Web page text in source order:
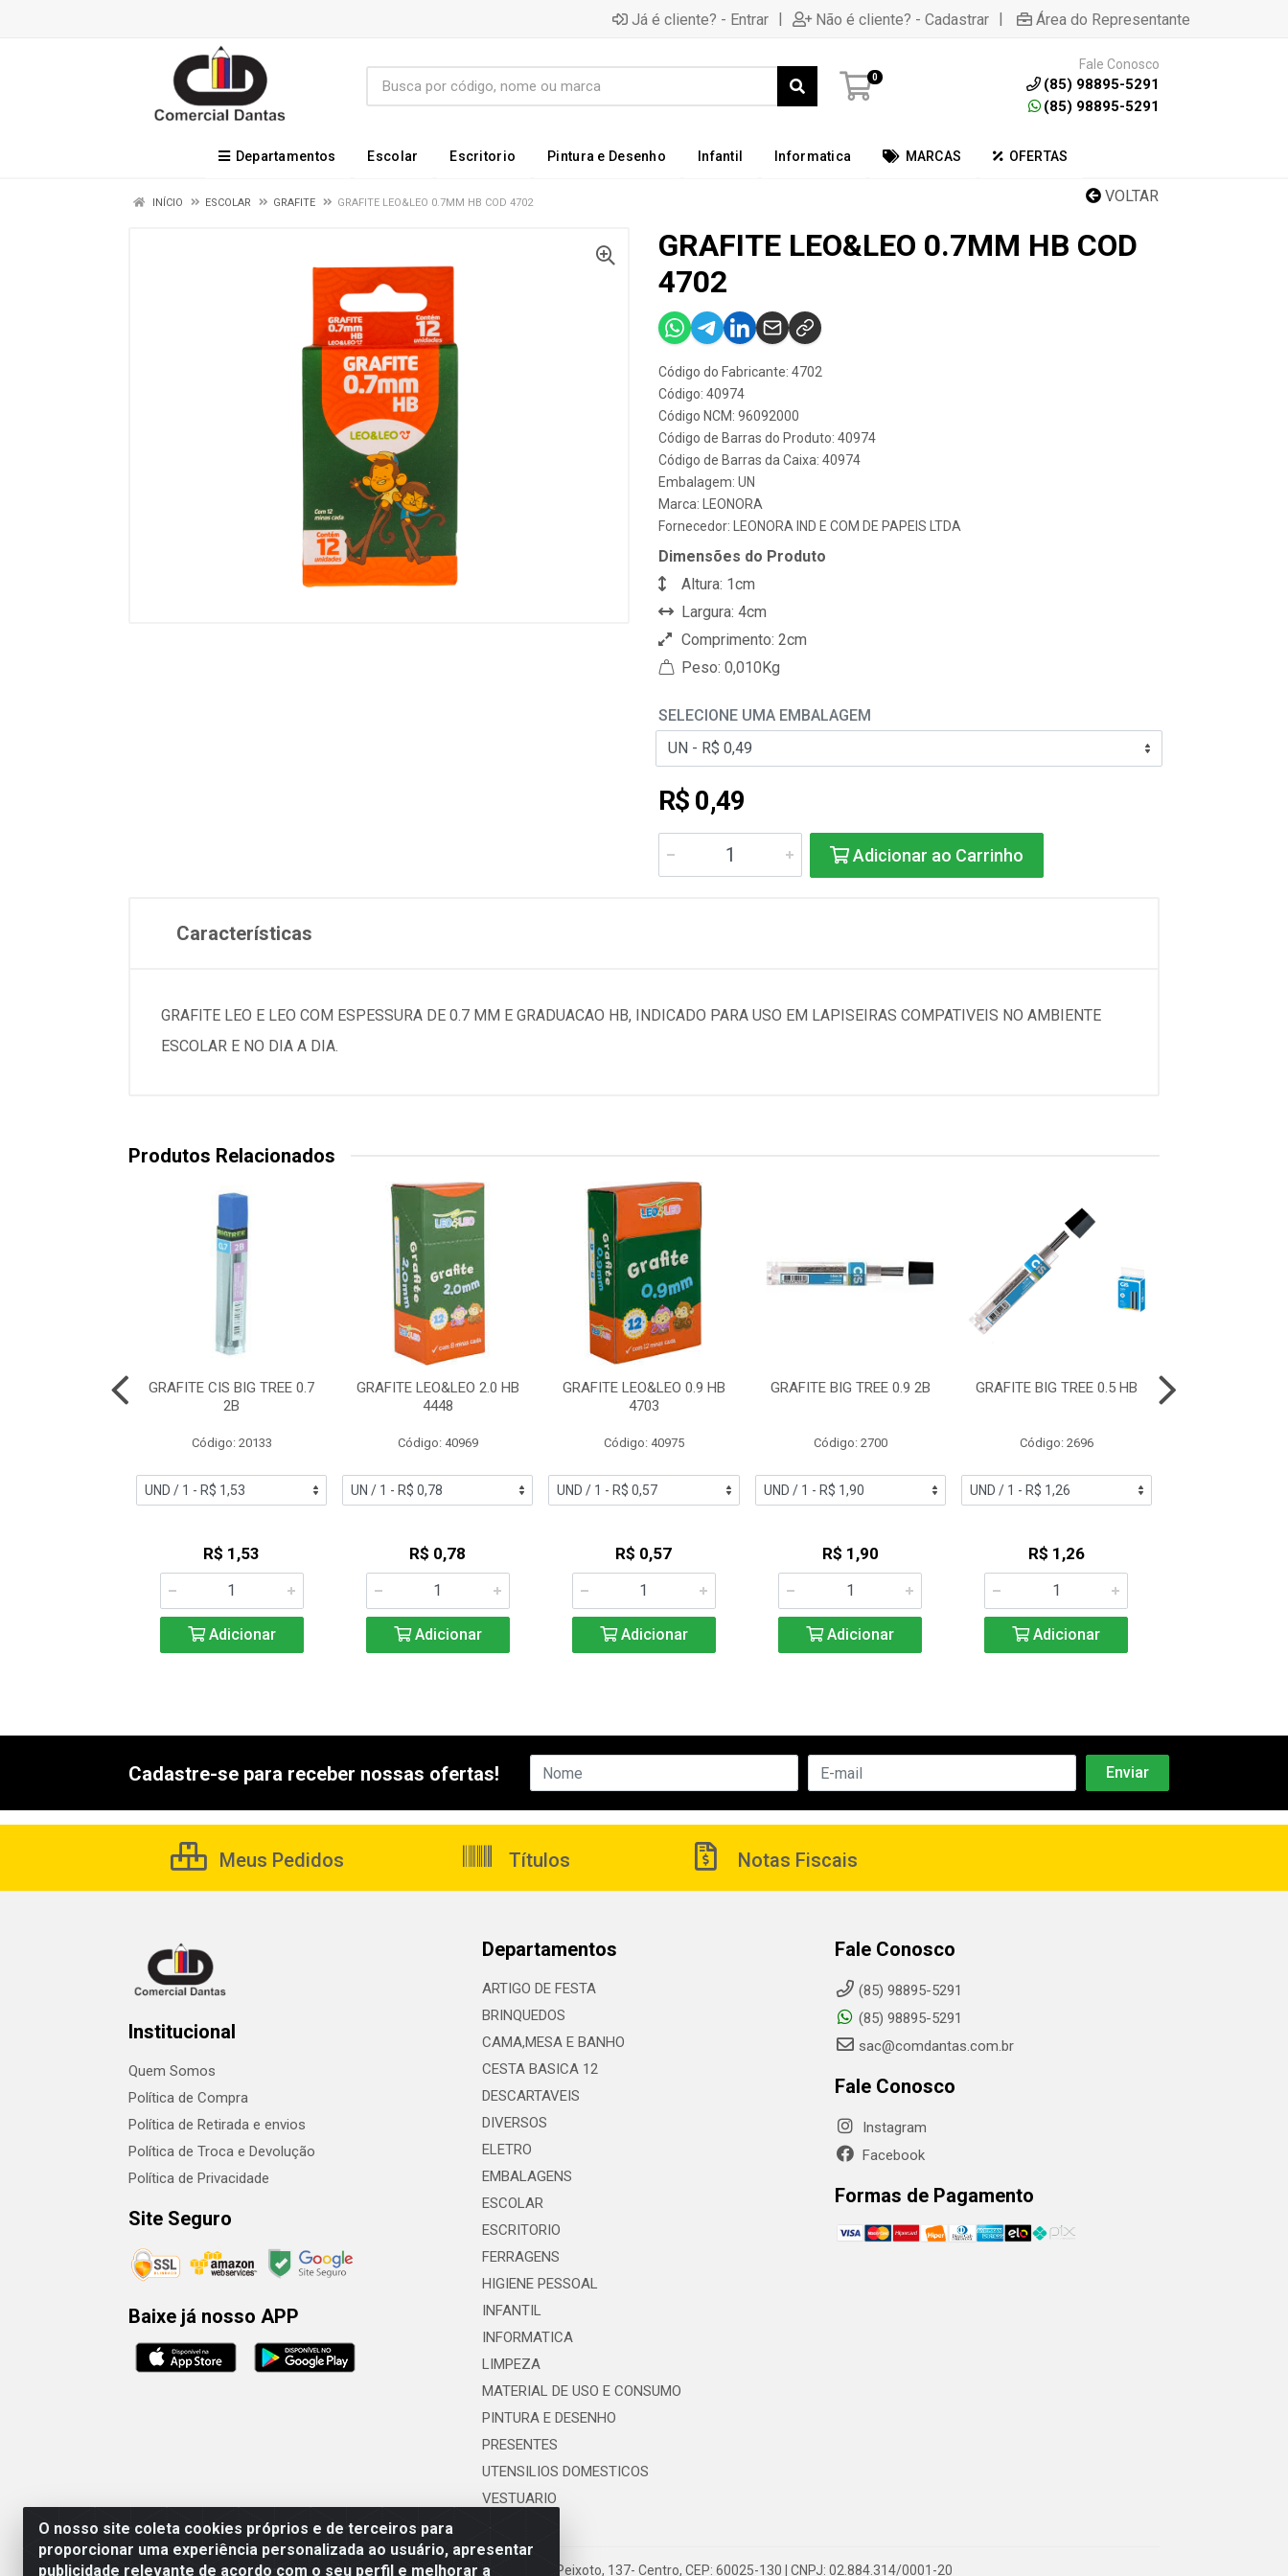
Já é cliente? - Entrar | Não é cliente? - Cadastrar | Área do Representante
0
Fale Conosco
(85) 98895-5291
(85) 98895-5291
Departamentos Escolar Escritorio Pintura e Desenho Infantil Informatica MARCAS OFERTAS
VOLTAR
INÍCIO ESCOLAR GRAFITE GRAFITE LEO&LEO 0.7MM HB COD 4702
GRAFITE LEO&LEO 0.7MM HB COD
4702
Código do Fabricante: 4702
Código: 40974
Código NCM: 96092000
Código de Barras do Produto: 40974
Código de Barras da Caixa: 40974
Embalagem: UN
Marca:
LEONORA
Fornecedor:
LEONORA IND E COM DE PAPEIS LTDA
Dimensões do Produto
Altura: 1cm
Largura: 4cm
Comprimento: 2cm
Peso: 0,010Kg
SELECIONE UMA EMBALAGEM
R$ 0,49
Adicionar ao Carrinho
Características
GRAFITE LEO E LEO COM ESPESSURA DE 0.7 MM E GRADUACAO HB, INDICADO PARA USO EM LAPISEIRAS COMPATIVEIS NO AMBIENTE
ESCOLAR E NO DIA A DIA.
Produtos Relacionados
GRAFITE CIS BIG TREE 0.7
2B
Código: 20133
R$ 1,53
Adicionar
GRAFITE LEO&LEO 2.0 HB
4448
Código: 40969
R$ 0,78
Adicionar
GRAFITE LEO&LEO 0.9 HB
4703
Código: 40975
R$ 0,57
Adicionar
GRAFITE BIG TREE 0.9 2B
Código: 2700
R$ 1,90
Adicionar
GRAFITE BIG TREE 0.5 HB
Código: 2696
R$ 1,26
Adicionar
O nosso site coleta cookies próprios e de terceiros para
proporcionar uma experiência personalizada ao usuário, apresentar
publicidade relevante de acordo com o seu perfil e melhorar a
Cadastre-se para receber nossas ofertas!
Meus Pedidos Títulos Notas Fiscais
Institucional
Quem Somos
Política de Compra
Política de Retirada e envios
Política de Troca e Devolução
Política de Privacidade
Site Seguro
Baixe já nosso APP
Departamentos
ARTIGO DE FESTA
BRINQUEDOS
CAMA,MESA E BANHO
CESTA BASICA 12
DESCARTAVEIS
DIVERSOS
ELETRO
EMBALAGENS
ESCOLAR
ESCRITORIO
FERRAGENS
HIGIENE PESSOAL
INFANTIL
INFORMATICA
LIMPEZA
MATERIAL DE USO E CONSUMO
PINTURA E DESENHO
PRESENTES
UTENSILIOS DOMESTICOS
VESTUARIO
Fale Conosco
(85) 98895-5291
(85) 98895-5291
sac@comdantas.com.br
Fale Conosco
Instagram
Facebook
Formas de Pagamento
Rafael & Dantas LTDA - Rua Floriano Peixoto, 137- Centro, CEP: 60025-130 | CNPJ: 02.884.314/0001-20